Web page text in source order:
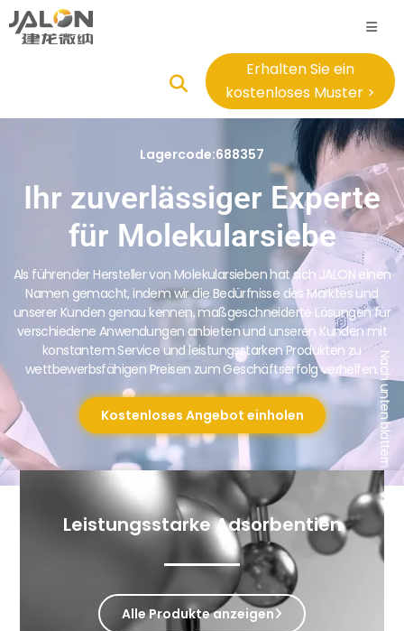
Erhalten Sie ein
kostenloses Muster >
Lagercode:688357
Ihr zuverlässiger Experte
für Molekularsiebe
Als führender Hersteller von Molekularsieben hat sich JALON einen
Namen gemacht, indem wir die Bedürfnisse des Marktes und
unserer Kunden genau kennen, maßgeschneiderte Lösungen für
verschiedene Anwendungen anbieten und unseren Kunden mit
konstantem Service und leistungsstarken Produkten zu
wettbewerbsfähigen Preisen zum Geschäftserfolg verhelfen.
Kostenloses Angebot einholen Nach unten blättern
Leistungsstarke Adsorbentien
Alle Produkte anzeigen